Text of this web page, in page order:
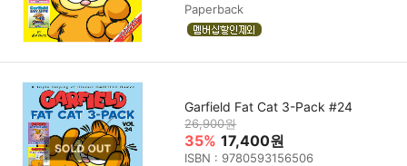
Paperback
Garfield Fat Cat 3-Pack #24
26,900원
35% 17,400원
ISBN : 9780593156506